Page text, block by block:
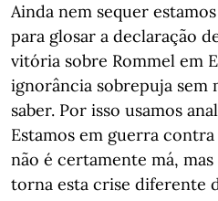
Ainda nem sequer
para glosar a declaração
vitória sobre Rommel em
ignorância sobrepuja sem
saber. Por isso usamos
Estamos em guerra
não é certamente má,
torna esta crise diferente